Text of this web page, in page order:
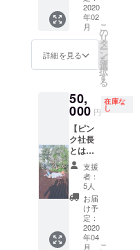
※同行者
あり（2
時間）
※リター
ンは、
ご対応
可能で
す！
合現地
解散 ※
各費用
は、ご
支援者
ご負担
をお願
いいた
しま
す。
（同行
者分は
無しで
大丈夫
です）
※同行者
あり（2
時間）
※リター
家デー
トのど
ちらか
をお選
びいた
だけま
す！ お
ト：CD
ショッ
プとか
サンリ
オ
ショッ
プ等の
ウイン
ドウ
ショッ
ピング
又は
テーマ
パーク
2020
年02
月
詳細を見る
こ
の
リ
タ
ー
ン
を
選
択
す
る
50,
000 円
在庫な
し
【ピン
ク社長
とはし
ご酒
場】
コース
教えた
くない
けど、
教え
ちゃう...
支援
者：
5人
お届
け予
定：
2020
年04
月
こ